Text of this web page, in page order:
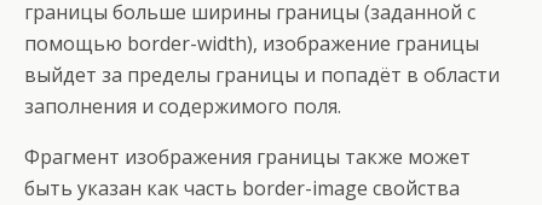
границы больше ширины границы (заданной с
помощью border-width), изображение границы
выйдет за пределы границы и попадёт в области
заполнения и содержимого поля.
Фрагмент изображения границы также может
быть указан как часть border-image свойства